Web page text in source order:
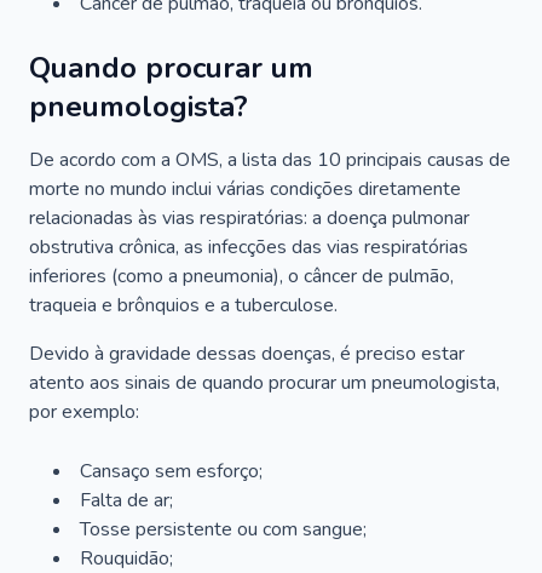
Quando procurar um
pneumologista?
De acordo com a OMS, a lista das 10 principais causas de
morte no mundo inclui várias condições diretamente
relacionadas às vias respiratórias: a doença pulmonar
obstrutiva crônica, as infecções das vias respiratórias
inferiores (como a pneumonia), o câncer de pulmão,
traqueia e brônquios e a tuberculose.
Devido à gravidade dessas doenças, é preciso estar
atento aos sinais de quando procurar um pneumologista,
por exemplo:
Cansaço sem esforço;
Falta de ar;
Tosse persistente ou com sangue;
Rouquidão;